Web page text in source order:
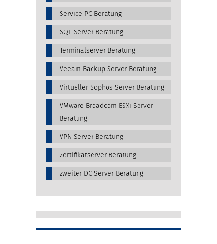
Service PC Beratung
SQL Server Beratung
Terminalserver Beratung
Veeam Backup Server Beratung
Virtueller Sophos Server Beratung
VMware Broadcom ESXi Server
Beratung
VPN Server Beratung
Zertifikatserver Beratung
zweiter DC Server Beratung